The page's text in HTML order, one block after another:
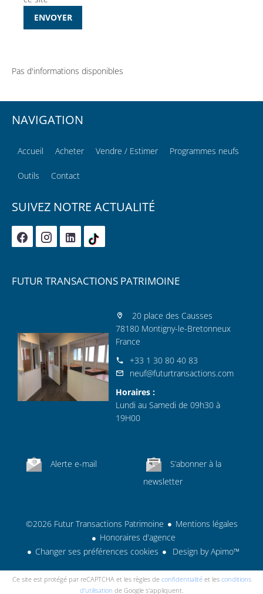
ENVOYER
Pas d'informations disponibles
NAVIGATION
Accueil Acheter Vendre / Estimer Programmes neufs
Outils Contact
SUIVEZ NOTRE ACTUALITÉ
FUTUR TRANSACTIONS PATRIMOINE
20 place des Causses
78180 Montigny-le-Bretonneux
France
+33 1 30 80 40 83
neuf@futurtransactions.com
Horaires :
Lundi au Samedi de 09h30 à
19H00
Alerte e-mail
S’abonner à la
newsletter
©2026 Futur Transactions Patrimoine
Mentions légales
Honoraires d'agence
Changer ses préférences cookies
Design byApimo™
Ce site est protégé par reCAPTCHA et les règles de confidentialitéet les conditions
d'utilisation de Google s'appliquent.